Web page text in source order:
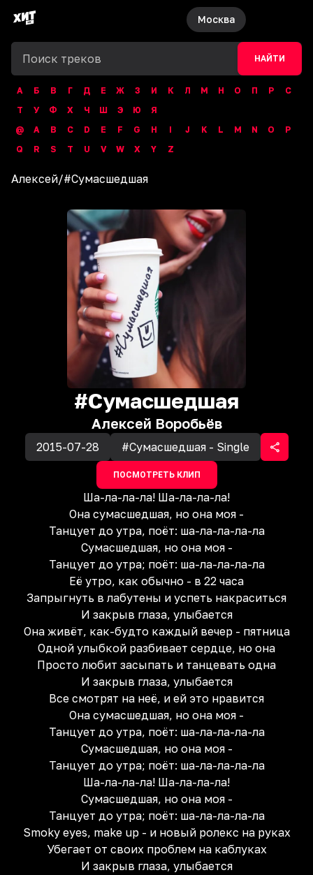
Москва
НАЙТИ
А Б В Г Д Е Ж З И К Л М Н О П Р
С
Т
У Ф Х Ч Ш Э Ю
Я
@
A B C D E F G H I J K L M N O
P
Q
R S T U V W X Y Z
Алексей/#Сумасшедшая
#Сумасшедшая
Алексей Воробьёв
2015-07-28 #Сумасшедшая - Single
ПОСМОТРЕТЬ КЛИП
Ша-ла-ла-ла! Ша-ла-ла-ла!
Она сумасшедшая, но она моя -
Танцует до утра, поёт: ша-ла-ла-ла-ла
Сумасшедшая, но она моя -
Танцует до утра; поёт: ша-ла-ла-ла-ла
Её утро, как обычно - в 22 часа
Запрыгнуть в лабутены и успеть накраситься
И закрыв глаза, улыбается
Она живёт, как-будто каждый вечер - пятница
Одной улыбкой разбивает сердце, но она
Просто любит засыпать и танцевать одна
И закрыв глаза, улыбается
Все смотрят на неё, и ей это нравится
Она сумасшедшая, но она моя -
Танцует до утра, поёт: ша-ла-ла-ла-ла
Сумасшедшая, но она моя -
Танцует до утра; поёт: ша-ла-ла-ла-ла
Ша-ла-ла-ла! Ша-ла-ла-ла!
Сумасшедшая, но она моя -
Танцует до утра; поёт: ша-ла-ла-ла-ла
Smoky eyes, make up - и новый ролекс на руках
Убегает от своих проблем на каблуках
И закрыв глаза, улыбается